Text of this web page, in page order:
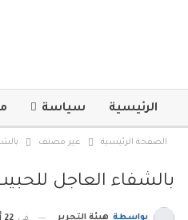
الرئيسية سياسة
الصفحة الرئيسية غير مصنف
بالشفاء العاجل
بواسطة هيئة التحرير